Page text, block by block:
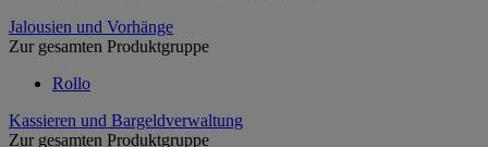
Jalousien und Vorhänge
Zur gesamten Produktgruppe
Rollo
Kassieren und Bargeldverwaltung
Zur gesamten Produktgruppe